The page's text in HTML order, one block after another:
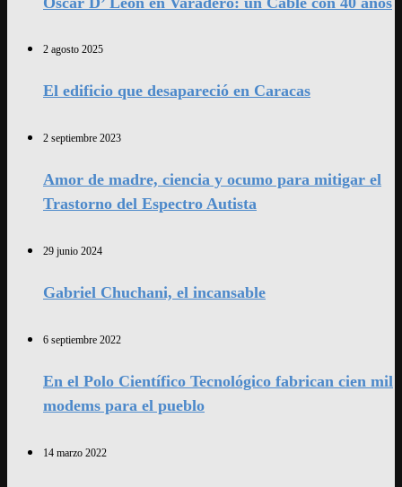
2 agosto 2025
El edificio que desapareció en Caracas
2 septiembre 2023
Amor de madre, ciencia y ocumo para mitigar el
Trastorno del Espectro Autista
29 junio 2024
Gabriel Chuchani, el incansable
6 septiembre 2022
En el Polo Científico Tecnológico fabrican cien mil
modems para el pueblo
14 marzo 2022